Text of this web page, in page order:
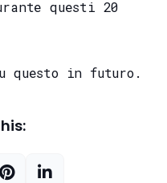
questi 20
questo in futuro.